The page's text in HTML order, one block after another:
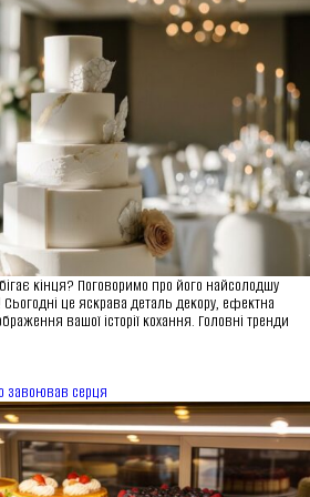
КОМПАНІЮ
Про нас
кінця? Поговоримо про його найсолодшу
це яскрава деталь декору, ефектна
вашої історії кохання. Головні тренди
завоював серця